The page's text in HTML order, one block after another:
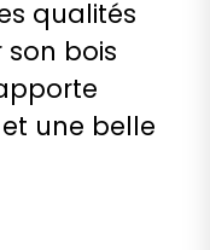
qualités
bois
une belle